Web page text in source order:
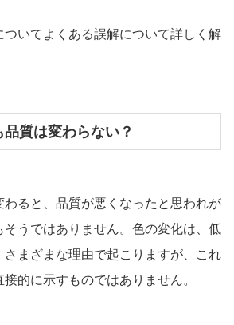
ついてよくある誤解について詳しく解
質は変わらない？
わると、品質が悪くなったと思われが
そうではありません。色の変化は、低
さまざまな理由で起こりますが、これ
的に示すものではありません。